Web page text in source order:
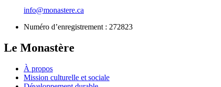
info@monastere.ca
Numéro d’enregistrement : 272823
Le Monastère
À propos
Mission culturelle et sociale